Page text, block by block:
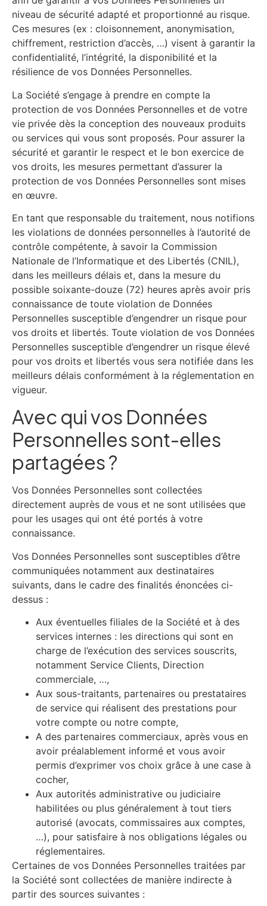
niveau de sécurité adapté et proportionné au risque.
Ces mesures (ex : cloisonnement, anonymisation,
chiffrement, restriction d’accès, …) visent à garantir la
confidentialité, l’intégrité, la disponibilité et la
résilience de vos Données Personnelles.
La Société s’engage à prendre en compte la
protection de vos Données Personnelles et de votre
vie privée dès la conception des nouveaux produits
ou services qui vous sont proposés. Pour assurer la
sécurité et garantir le respect et le bon exercice de
vos droits, les mesures permettant d’assurer la
protection de vos Données Personnelles sont mises
en œuvre.
En tant que responsable du traitement, nous notifions
les violations de données personnelles à l’autorité de
contrôle compétente, à savoir la Commission
Nationale de l’Informatique et des Libertés (CNIL),
dans les meilleurs délais et, dans la mesure du
possible soixante-douze (72) heures après avoir pris
connaissance de toute violation de Données
Personnelles susceptible d’engendrer un risque pour
vos droits et libertés. Toute violation de vos Données
Personnelles susceptible d’engendrer un risque élevé
pour vos droits et libertés vous sera notifiée dans les
meilleurs délais conformément à la réglementation en
vigueur.
Avec qui vos Données
Personnelles sont-elles
partagées ?
Vos Données Personnelles sont collectées
directement auprès de vous et ne sont utilisées que
pour les usages qui ont été portés à votre
connaissance.
Vos Données Personnelles sont susceptibles d’être
communiquées notamment aux destinataires
suivants, dans le cadre des finalités énoncées ci-
dessus :
Aux éventuelles filiales de la Société et à des
services internes : les directions qui sont en
charge de l’exécution des services souscrits,
notamment Service Clients, Direction
commerciale, …,
Aux sous-traitants, partenaires ou prestataires
de service qui réalisent des prestations pour
votre compte ou notre compte,
A des partenaires commerciaux, après vous en
avoir préalablement informé et vous avoir
permis d’exprimer vos choix grâce à une case à
cocher,
Aux autorités administrative ou judiciaire
habilitées ou plus généralement à tout tiers
autorisé (avocats, commissaires aux comptes,
…), pour satisfaire à nos obligations légales ou
réglementaires.
Certaines de vos Données Personnelles traitées par
la Société sont collectées de manière indirecte à
partir des sources suivantes :